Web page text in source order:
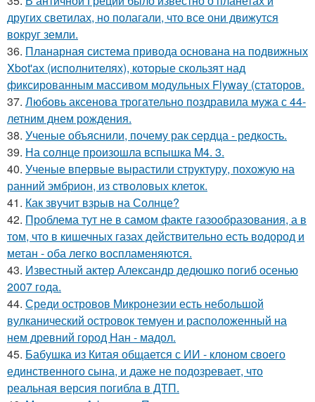
других светилах, но полагали, что все они движутся
вокруг земли.
36. Планарная система привода основана на подвижных
Xbot'ах (исполнителях), которые скользят над
фиксированным массивом модульных Flyway (статоров.
37. Любовь аксенова трогательно поздравила мужа с 44-
летним днем рождения.
38. Ученые объяснили, почему рак сердца - редкость.
39. На солнце произошла вспышка M4. 3.
40. Ученые впервые вырастили структуру, похожую на
ранний эмбрион, из стволовых клеток.
41. Как звучит взрыв на Солнце?
42. Проблема тут не в самом факте газообразования, а в
том, что в кишечных газах действительно есть водород и
метан - оба легко воспламеняются.
43. Известный актер Александр дедюшко погиб осенью
2007 года.
44. Среди островов Микронезии есть небольшой
вулканический островок темуен и расположенный на
нем древний город Нан - мадол.
45. Бабушка из Китая общается с ИИ - клоном своего
единственного сына, и даже не подозревает, что
реальная версия погибла в ДТП.